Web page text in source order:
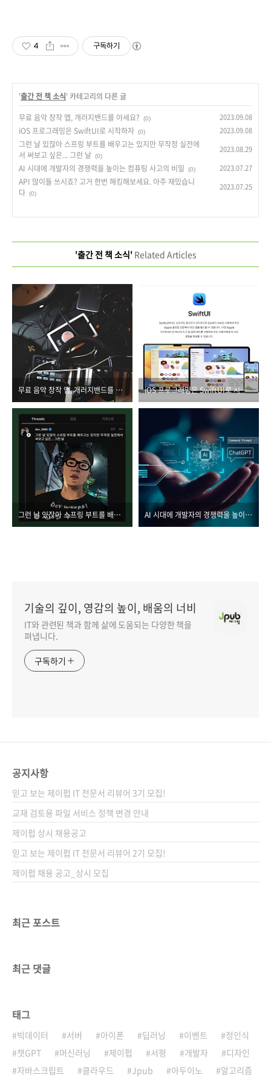
4 구독하기
'출간 전 책 소식' 카테고리의 다른 글
무료 음악 창작 앱, 개러지밴드를 아세요?
(0) 2023.09.08
iOS 프로그래밍은 SwiftUI로 시작하자 (0) 2023.09.08
그런 날 있잖아 스프링 부트를 배우고는 있지만 무작정 실전에
서 써보고 싶은... 그런 날 (0)
2023.08.29
AI 시대에 개발자의 경쟁력을 높이는 컴퓨팅 사고의 비밀 (0) 2023.07.27
API 많이들 쓰시죠? 고거 한번 해킹해보세요. 아주 재밌습니
다 (0)
2023.07.25
'출간 전 책 소식'Related Articles
무료 음악 창작 앱, 개러지밴드를 아세요? iOS 프로그래밍은 SwiftUI로 시작하자
그런 날 있잖아 스프링 부트를 배우고는 있지만 무작정 실전에서 써보고 싶은... 그런 날 AI 시대에 개발자의 경쟁력을 높이는 컴퓨팅 사고의 비밀
기술의 깊이, 영감의 높이, 배움의 너비
IT와 관련된 책과 함께 삶에 도움되는 다양한 책을
펴냅니다.
구독하기
공지사항
믿고 보는 제이펍 IT 전문서 리뷰어 3기 모집!
교재 검토용 파일 서비스 정책 변경 안내
제이펍 상시 채용공고
믿고 보는 제이펍 IT 전문서 리뷰어 2기 모집!
제이펍 채용 공고_상시 모집
최근 포스트
최근 댓글
태그
빅데이터 서버 아이폰 딥러닝 이벤트
정인식
챗GPT
머신러닝 제이펍 서평 개발자
디자인
자바스크립트
클라우드 Jpub 아두이노 알고리즘